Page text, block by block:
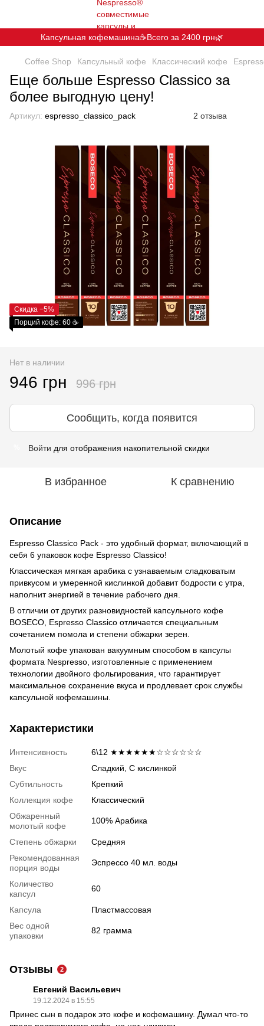
Капсульная кофемашина☕️Всего за 2400 грн🌿
Coffee Shop Капсульный кофе Классический кофе
Еще больше Espresso Classico за
более выгодную цену!
Артикул: espresso_classico_pack 2 отзыва
Скидка −5%
Порций кофе: 60 ☕
Нет в наличии
946 грн 996 грн
Сообщить, когда появится
Войти для отображения накопительной скидки
В избранное К сравнению
Описание
Espresso Classico Pack - это удобный формат, включающий в
себя 6 упаковок кофе Espresso Classico!
Классическая мягкая арабика с узнаваемым сладковатым
привкусом и умеренной кислинкой добавит бодрости с утра,
наполнит энергией в течение рабочего дня.
В отличии от других разновидностей капсульного кофе
BOSECO, Espresso Classico отличается специальным
сочетанием помола и степени обжарки зерен.
Молотый кофе упакован вакуумным способом в капсулы
формата Nespresso, изготовленные с применением
технологии двойного фольгирования, что гарантирует
максимальное сохранение вкуса и продлевает срок службы
капсульной кофемашины.
Характеристики
Интенсивность
6\12 ★★★★★★☆☆☆☆☆☆
Вкус
Сладкий, С кислинкой
Субтильность
Крепкий
Коллекция кофе
Классический
Обжаренный
молотый кофе
100% Арабика
Степень обжарки
Средняя
Рекомендованная
порция воды
Эспрессо 40 мл. воды
Количество
капсул
60
Капсула
Пластмассовая
Вес одной
упаковки
82 грамма
Отзывы 2
Евгений Васильевич
19.12.2024 в 15:55
Принес сын в подарок это кофе и кофемашину. Думал что-то